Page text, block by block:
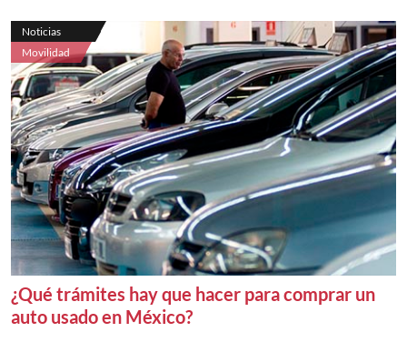
Noticias
Movilidad
¿Qué trámites hay que hacer para comprar un
auto usado en México?